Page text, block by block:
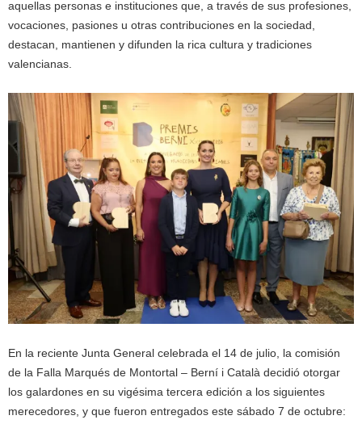
aquellas personas e instituciones que, a través de sus profesiones,
vocaciones, pasiones u otras contribuciones en la sociedad,
destacan, mantienen y difunden la rica cultura y tradiciones
valencianas.
En la reciente Junta General celebrada el 14 de julio, la comisión
de la Falla Marqués de Montortal – Berní i Català decidió otorgar
los galardones en su vigésima tercera edición a los siguientes
merecedores, y que fueron entregados este sábado 7 de octubre: